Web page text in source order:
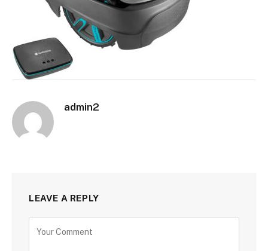
admin2
LEAVE A REPLY